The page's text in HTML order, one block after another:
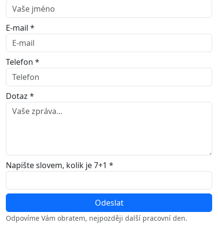
E-mail *
Telefon *
Dotaz *
Napište slovem, kolik je 7+1 *
Odpovíme Vám obratem, nejpozději další pracovní den.